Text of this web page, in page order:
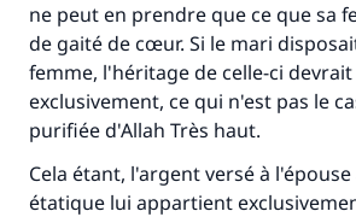
ne peut en prendre que ce que sa
de gaité de cœur. Si le mari
femme, l'héritage de celle-ci
exclusivement, ce qui n'est pas le
purifiée d'Allah Très haut.
Cela étant, l'argent versé à
étatique lui appartient
Faites une différence
millions de personnes
contribution
Aidez nous à apporter des